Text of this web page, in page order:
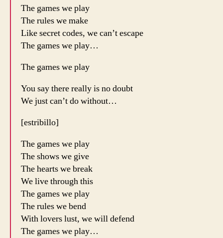
The games we play
The rules we make
Like secret codes, we can’t escape
The games we play…
The games we play
You say there really is no doubt
We just can’t do without…
[estribillo]
The games we play
The shows we give
The hearts we break
We live through this
The games we play
The rules we bend
With lovers lust, we will defend
The games we play…